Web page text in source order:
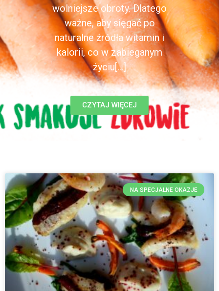
wolniejsze obroty. Dlatego
ważne, aby sięgać po
naturalne źródła witamin i
kalorii, co w zabieganym
życiu[...]
CZYTAJ WIĘCEJ
NA SPECJALNE OKAZJE